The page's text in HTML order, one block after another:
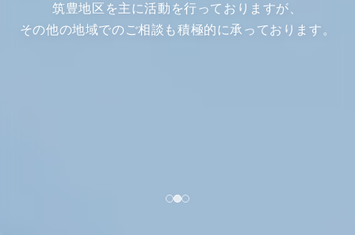
筑豊地区を主に活動を行っておりますが、
その他の地域でのご相談も積極的に承っております。
1 2 3